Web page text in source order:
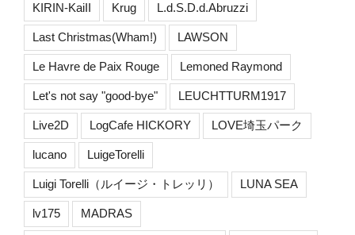
KIRIN-KaiII Krug L.d.S.D.d.Abruzzi
Last Christmas(Wham!) LAWSON
Le Havre de Paix Rouge Lemoned Raymond
Let's not say "good-bye" LEUCHTTURM1917
Live2D LogCafe HICKORY LOVE埼玉パーク
lucano LuigeTorelli
Luigi Torelli（ルイージ・トレッリ） LUNA SEA
lv175 MADRAS